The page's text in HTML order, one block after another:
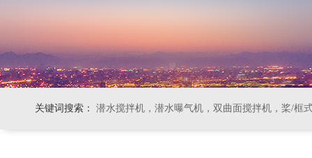
关键词搜索： 潜水搅拌机，潜水曝气机，双曲面搅拌机，桨/框式搅拌